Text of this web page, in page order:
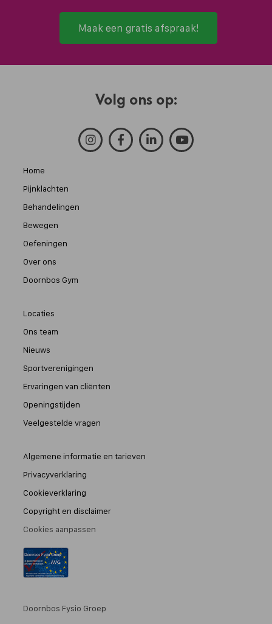
Maak een gratis afspraak!
Volg ons op:
Home
Pijnklachten
Behandelingen
Bewegen
Oefeningen
Over ons
Doornbos Gym
Locaties
Ons team
Nieuws
Sportverenigingen
Ervaringen van cliënten
Openingstijden
Veelgestelde vragen
Algemene informatie en tarieven
Privacyverklaring
Cookieverklaring
Copyright en disclaimer
Cookies aanpassen
Doornbos Fysio Groep